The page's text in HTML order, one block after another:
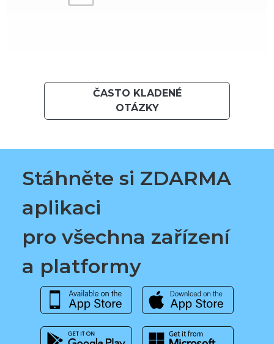
ČASTO KLADENÉ
OTÁZKY
Stáhněte si ZDARMA
aplikaci
pro všechna zařízení
a platformy